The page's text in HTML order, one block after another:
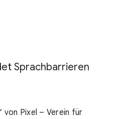
Sprachbarrieren
Pixel – Verein für